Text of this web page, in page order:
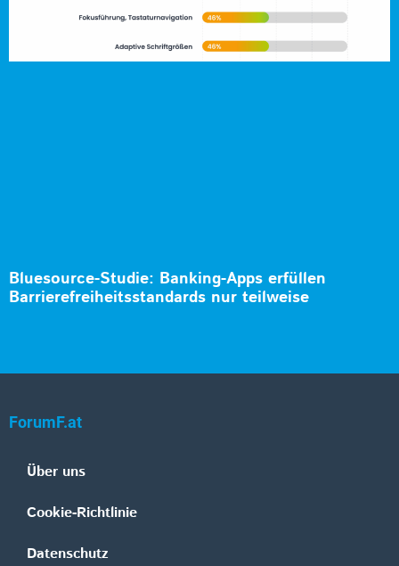
Bluesource-Studie: Banking-Apps erfüllen
Barrierefreiheitsstandards nur teilweise
ForumF.at
Über uns
Cookie-Richtlinie
Datenschutz